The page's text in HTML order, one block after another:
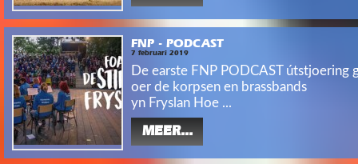
FNP - PODCAST
7 februari 2019
De earste FNP PODCAST útstjoering
oer de korpsen en brassbands
yn Fryslan Hoe ...
MEER...